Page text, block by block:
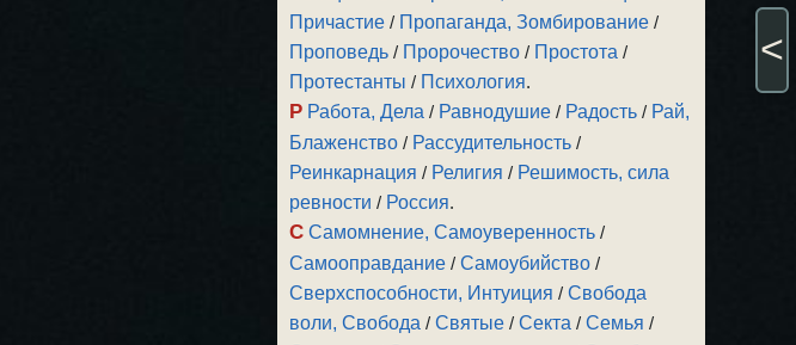
Причастие / Пропаганда, Зомбирование /
Проповедь / Пророчество / Простота /
Протестанты / Психология.
Р Работа, Дела / Равнодушие / Радость / Рай,
Блаженство / Рассудительность /
Реинкарнация / Религия / Решимость, сила
ревности / Россия.
С Самомнение, Самоуверенность /
Самооправдание /Самоубийство /
Сверхспособности, Интуиция /Свобода
воли, Свобода /Святые /Секта /Семья /
<